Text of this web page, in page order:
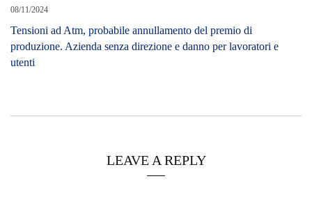
08/11/2024
Tensioni ad Atm, probabile annullamento del premio di
produzione. Azienda senza direzione e danno per lavoratori e
utenti
LEAVE A REPLY